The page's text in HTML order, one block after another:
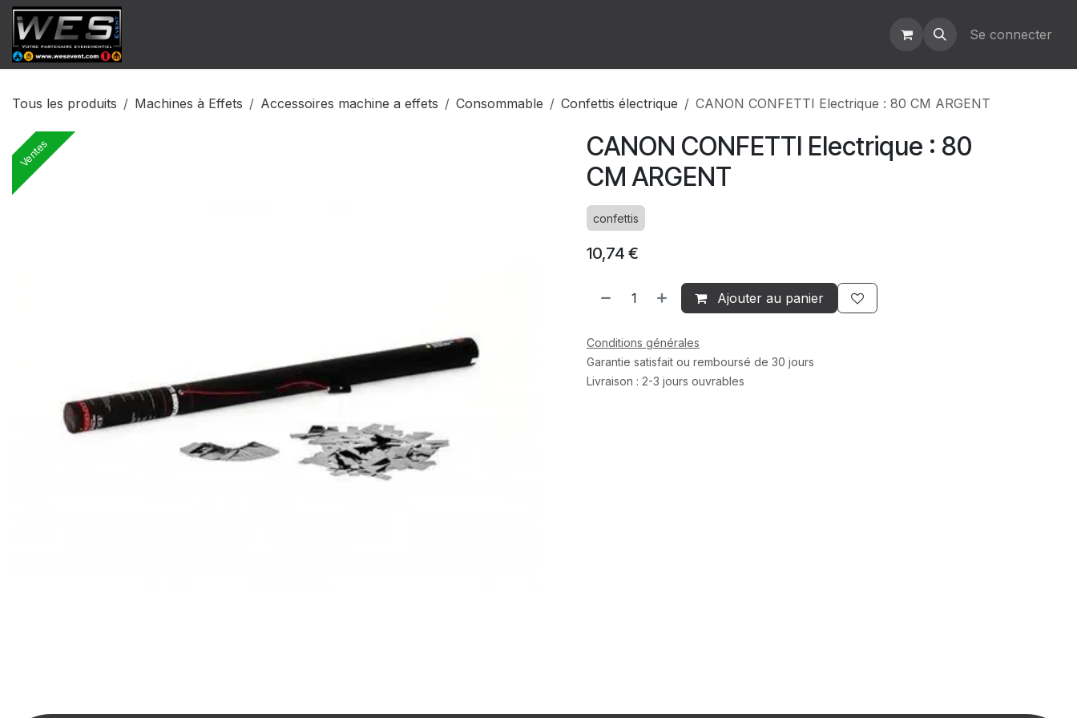
Se rendre au contenu
Se connecter
Tous les produits Machines à Effets Accessoires machine a effets Consommable Confettis électrique CANON CONFETTI Electrique : 80 CM ARGENT
Ventes
CANON CONFETTI Electrique : 80
CM ARGENT
confettis
10,74 €
Ajouter au panier
Conditions générales
Garantie satisfait ou remboursé de 30 jours
Livraison : 2-3 jours ouvrables